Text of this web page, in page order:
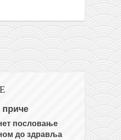
приче
пословање
до здравља